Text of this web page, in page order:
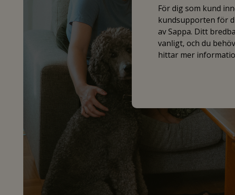
För dig som kund
kundsupporten för
av Sappa. Ditt
vanligt, och du
hittar mer